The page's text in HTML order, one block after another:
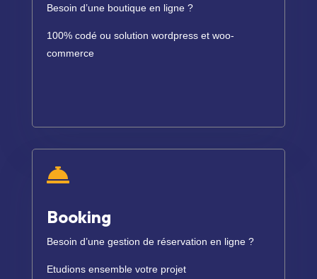
Besoin d’une boutique en ligne ?
100% codé ou solution wordpress et woo-
commerce

Booking
Besoin d’une gestion de réservation en ligne ?
Etudions ensemble votre projet